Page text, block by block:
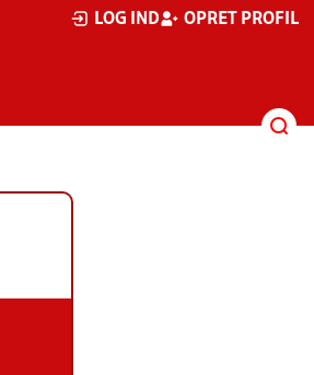
LOG IND OPRET PROFIL